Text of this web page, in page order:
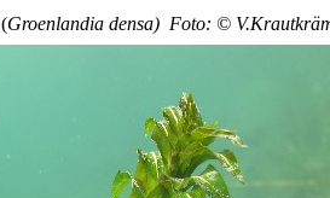
(Groenlandia densa) Foto: ©